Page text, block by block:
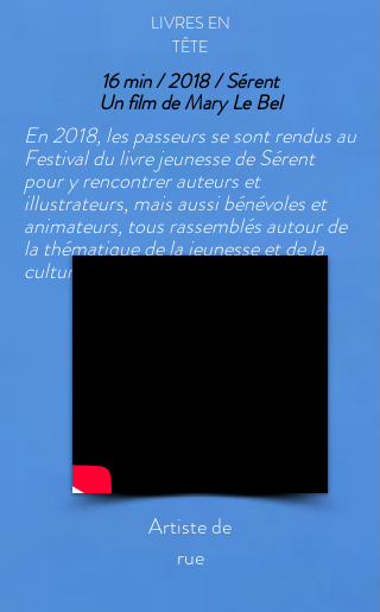
LIVRES EN
TÊTE
16 min / 2018 / Sérent
Un film de Mary Le Bel
En 2018, les passeurs se sont rendus au
Festival du livre jeunesse de Sérent
pour y rencontrer auteurs et
illustrateurs, mais aussi bénévoles et
animateurs, tous rassemblés autour de
la thématique de la jeunesse et de la
culture.
Artiste de
rue